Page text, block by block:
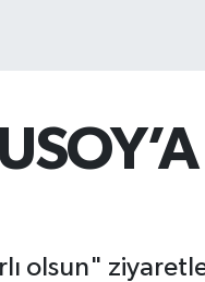
olsun"